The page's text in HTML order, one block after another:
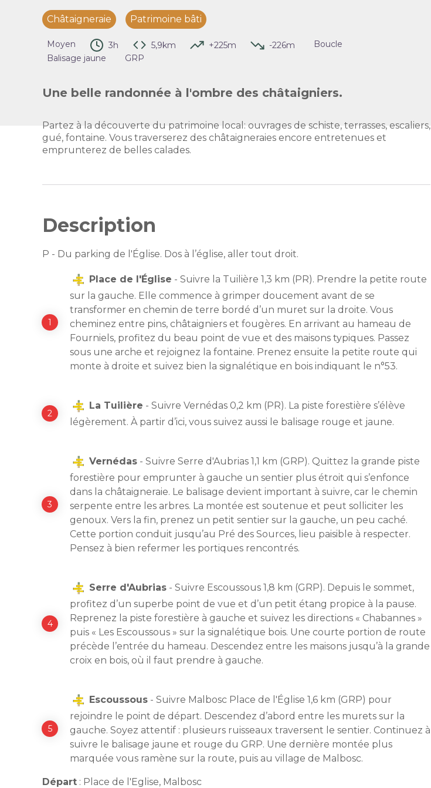
Châtaigneraie Patrimoine bâti
Moyen 3h 5,9km +225m -226m
Boucle
Balisage jaune
GRP
Une belle randonnée à l'ombre des châtaigniers.
Partez à la découverte du patrimoine local: ouvrages de schiste, terrasses, escaliers,
gué, fontaine. Vous traverserez des châtaigneraies encore entretenues et
emprunterez de belles calades.
Description
P - Du parking de l'Église. Dos à l’église, aller tout droit.
Place de l'Église - Suivre la Tuilière 1,3 km (PR). Prendre la petite route
sur la gauche. Elle commence à grimper doucement avant de se
transformer en chemin de terre bordé d’un muret sur la droite. Vous
cheminez entre pins, châtaigniers et fougères. En arrivant au hameau de
Fourniels, profitez du beau point de vue et des maisons typiques. Passez
sous une arche et rejoignez la fontaine. Prenez ensuite la petite route qui
monte à droite et suivez bien la signalétique en bois indiquant le n°53.
La Tuilière - Suivre Vernédas 0,2 km (PR). La piste forestière s’élève
légèrement. À partir d’ici, vous suivez aussi le balisage rouge et jaune.
Vernédas - Suivre Serre d'Aubrias 1,1 km (GRP). Quittez la grande piste
forestière pour emprunter à gauche un sentier plus étroit qui s’enfonce
dans la châtaigneraie. Le balisage devient important à suivre, car le chemin
serpente entre les arbres. La montée est soutenue et peut solliciter les
genoux. Vers la fin, prenez un petit sentier sur la gauche, un peu caché.
Cette portion conduit jusqu’au Pré des Sources, lieu paisible à respecter.
Pensez à bien refermer les portiques rencontrés.
Serre d'Aubrias - Suivre Escoussous 1,8 km (GRP). Depuis le sommet,
profitez d’un superbe point de vue et d’un petit étang propice à la pause.
Reprenez la piste forestière à gauche et suivez les directions « Chabannes »
puis « Les Escoussous » sur la signalétique bois. Une courte portion de route
précède l’entrée du hameau. Descendez entre les maisons jusqu’à la grande
croix en bois, où il faut prendre à gauche.
Escoussous - Suivre Malbosc Place de l'Église 1,6 km (GRP) pour
rejoindre le point de départ. Descendez d’abord entre les murets sur la
gauche. Soyez attentif : plusieurs ruisseaux traversent le sentier. Continuez à
suivre le balisage jaune et rouge du GRP. Une dernière montée plus
marquée vous ramène sur la route, puis au village de Malbosc.
Départ : Place de l'Eglise, Malbosc